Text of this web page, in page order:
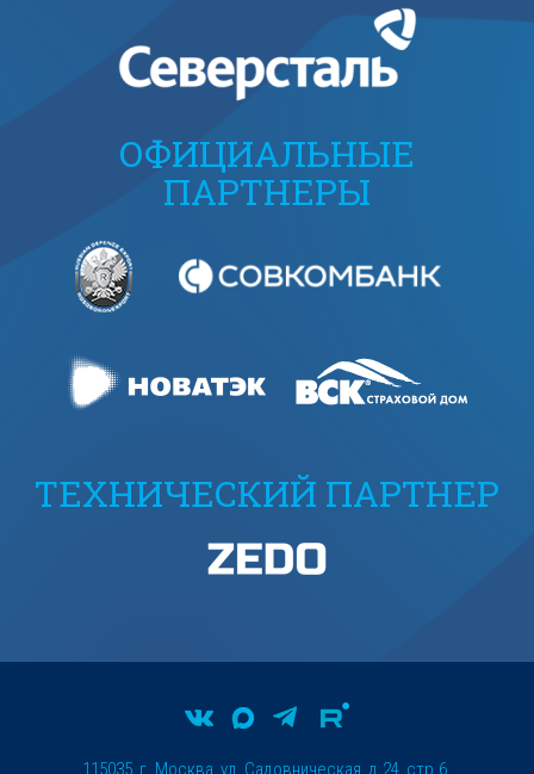
ОФИЦИАЛЬНЫЕ
ПАРТНЕРЫ
ТЕХНИЧЕСКИЙ ПАРТНЕР
115035, г. Москва, ул. Садовническая, д.24, стр.6.